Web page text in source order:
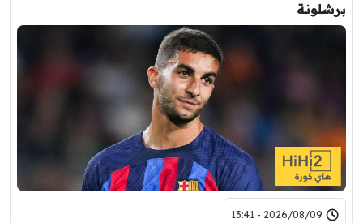
برشلونة
2026/08/09 - 13:41